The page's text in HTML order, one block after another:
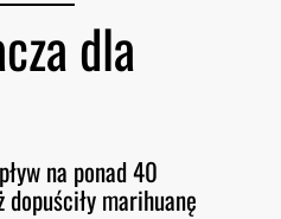
dla
na ponad 40
marihuanę